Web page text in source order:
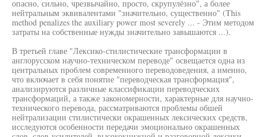
опасно, сильно, чрезвычайно, просто, скрупулёзно", а более
нейтральным эквивалентами "значительно, существенно" (This
method penalizes the auxiliary power most severely ... - Этим методом
затраты на собственные нужды значительно завышаются ...).
В третьей главе "Лексико-стилистические трансформации в
англорусском научно-техническом переводе" освещается одна из
центральных проблем современного переводоведения, а именно,
что включает в себя понятие "переводческая трансформация",
анализируются различные классификации переводческих
трансформаций, а также закономерности, характерные для научно-
технического перевода, рассматриваются проблемы обшей
нейтрализации стилистически окрашенных лексических средств,
исследуются особенности передачи эмоционально окрашенных